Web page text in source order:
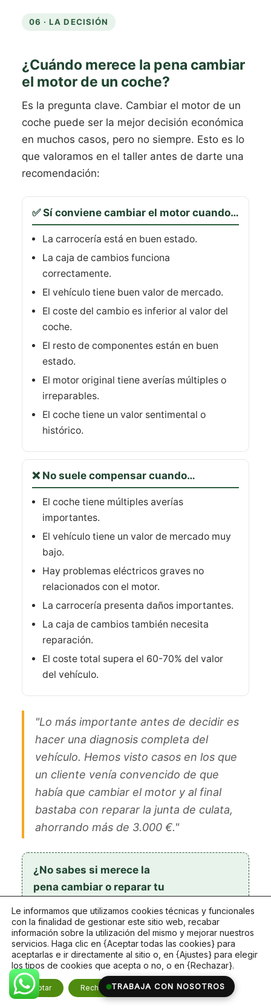
06 · LA DECISIÓN
¿Cuándo merece la pena cambiar
el motor de un coche?
Es la pregunta clave. Cambiar el motor de un
coche puede ser la mejor decisión económica
en muchos casos, pero no siempre. Esto es lo
que valoramos en el taller antes de darte una
recomendación:
✅ Sí conviene cambiar el motor cuando…
La carrocería está en buen estado.
La caja de cambios funciona
correctamente.
El vehículo tiene buen valor de mercado.
El coste del cambio es inferior al valor del
coche.
El resto de componentes están en buen
estado.
El motor original tiene averías múltiples o
irreparables.
El coche tiene un valor sentimental o
histórico.
❌ No suele compensar cuando…
El coche tiene múltiples averías
importantes.
El vehículo tiene un valor de mercado muy
bajo.
Hay problemas eléctricos graves no
relacionados con el motor.
La carrocería presenta daños importantes.
La caja de cambios también necesita
reparación.
El coste total supera el 60-70% del valor
del vehículo.
"Lo más importante antes de decidir es
hacer una diagnosis completa del
vehículo. Hemos visto casos en los que
un cliente venía convencido de que
había que cambiar el motor y al final
bastaba con reparar la junta de culata,
ahorrando más de 3.000 €."
¿No sabes si merece la
pena cambiar o reparar tu
Pide cita para una diagnosis
completa. Te damos todas
las opciones con precio
cerrado.
Pedir cita
Le informamos que utilizamos cookies técnicas y funcionales
con la finalidad de gestionar este sitio web, recabar
información sobre la utilización del mismo y mejorar nuestros
servicios. Haga clic en {Aceptar todas las cookies} para
aceptarlas e ir directamente al sitio o, en {Ajustes} para elegir
los tipos de cookies que acepta o no, o en {Rechazar}.
Aceptar Rechazar Ajustes CERRAR EL
TRABAJA CON NOSOTROS